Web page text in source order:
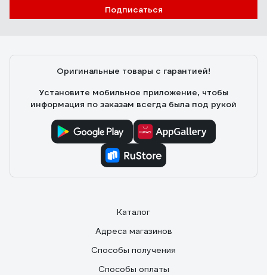
Подписаться
Оригинальные товары с гарантией!
Установите мобильное приложение, чтобы
информация по заказам всегда была под рукой
Каталог
Адреса магазинов
Способы получения
Способы оплаты